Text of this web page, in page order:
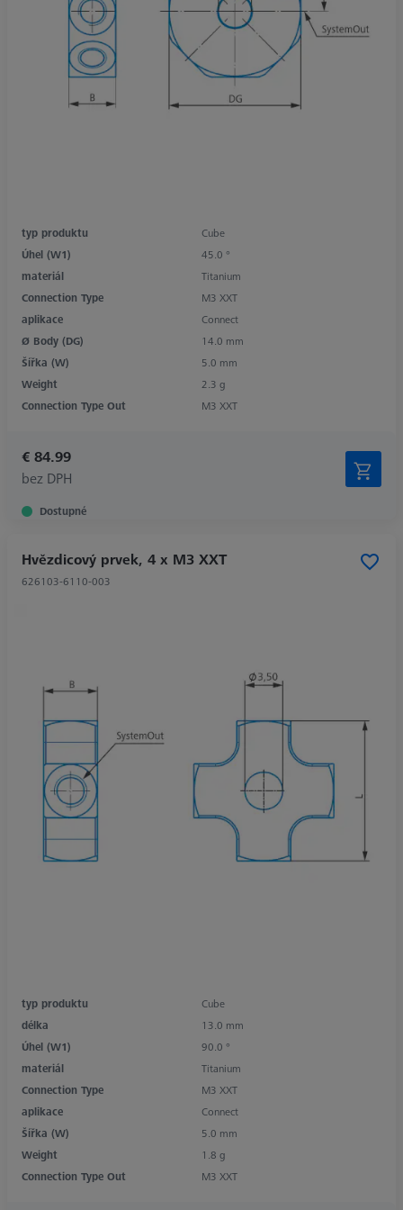
typ produktu
Cube
Úhel (W1)
45.0 °
materiál
Titanium
Connection Type
M3 XXT
aplikace
Connect
Ø Body (DG)
14.0 mm
Šířka (W)
5.0 mm
Weight
2.3 g
Connection Type Out
M3 XXT
€ 84.99
bez DPH
Dostupné
Hvězdicový prvek, 4 x M3 XXT
626103-6110-003
typ produktu
Cube
délka
13.0 mm
Úhel (W1)
90.0 °
materiál
Titanium
Connection Type
M3 XXT
aplikace
Connect
Šířka (W)
5.0 mm
Weight
1.8 g
Connection Type Out
M3 XXT